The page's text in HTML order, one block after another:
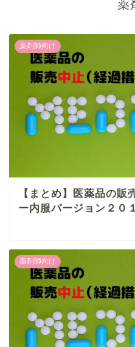
薬
薬剤師向け
【まとめ】医薬品の販
ー内服バージョン２０
薬剤師向け